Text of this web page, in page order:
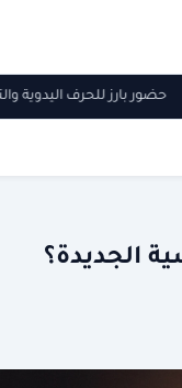
حضور بارز للحرف اليدوية
الجديدة؟